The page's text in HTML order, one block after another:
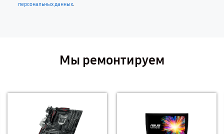
персональных данных.
Мы ремонтируем